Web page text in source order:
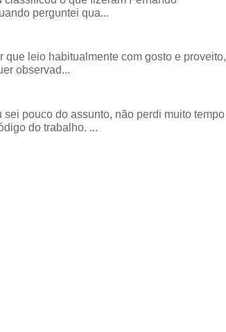
perguntei qua...
que leio habitualmente com gosto e proveito,
observad...
pouco do assunto, não perdi muito tempo
do trabalho. ...